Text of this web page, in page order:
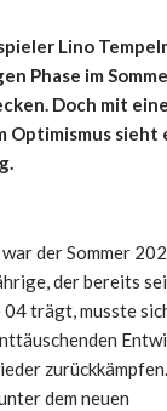
Lino
Phase im
Doch mit
Optimismus sieht
war der Sommer
der bereits
04 trägt, musste
dem neuen